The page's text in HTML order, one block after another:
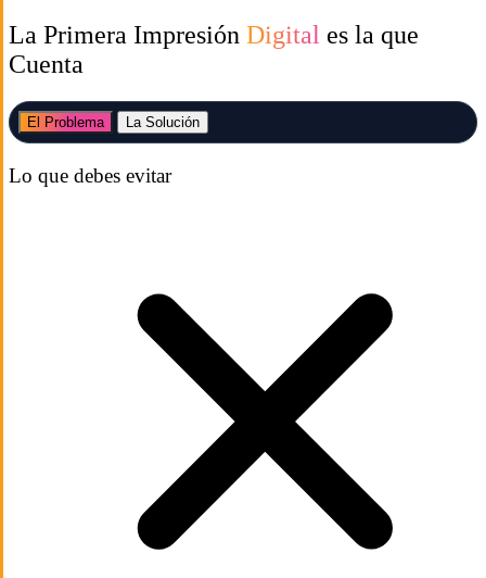
La Primera Impresión Digital es la que
Cuenta
El Problema La Solución
Lo que debes evitar